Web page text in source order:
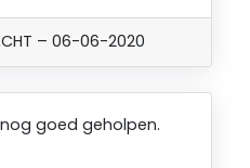
– 06-06-2020
goed geholpen.